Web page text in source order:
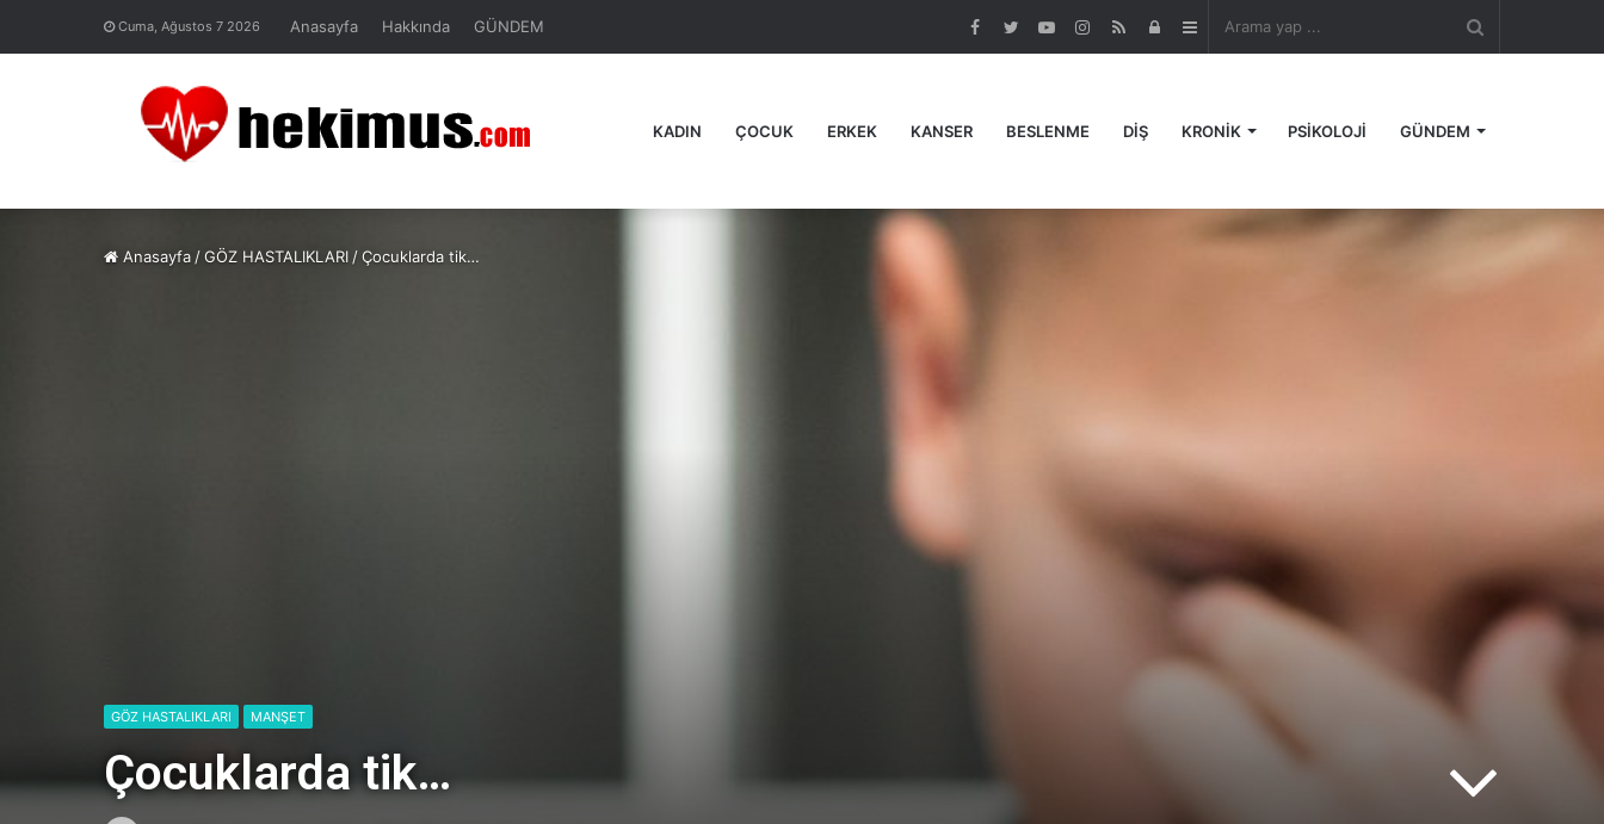
Cuma, Ağustos 7 2026 Anasayfa Hakkında GÜNDEM
...
Kenar
Kayıt
RSS
Instagram
YouTube
Twitter
Facebook
KADIN ÇOCUK ERKEK KANSER BESLENME DİŞ KRONİK PSİKOLOJİ GÜNDEM
Anasayfa /GÖZ HASTALIKLARI /Çocuklarda tik…
GÖZ HASTALIKLARI MANŞET
Çocuklarda tik…